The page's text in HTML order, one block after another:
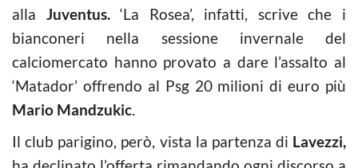
alla Juventus.‘La Rosea’, infatti, scrive che i
bianconeri nella sessione invernale del
calciomercato hanno provato a dare l’assalto al
‘Matador’ offrendo al Psg 20 milioni di euro più
Mario Mandzukic.
Il club parigino, però, vista la partenza di Lavezzi,